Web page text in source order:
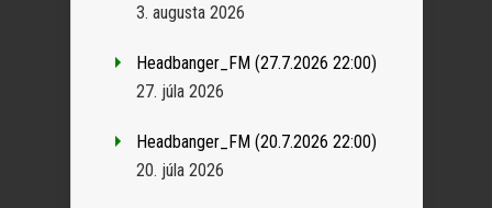
3. augusta 2026
Headbanger_FM (27.7.2026 22:00)
27. júla 2026
Headbanger_FM (20.7.2026 22:00)
20. júla 2026